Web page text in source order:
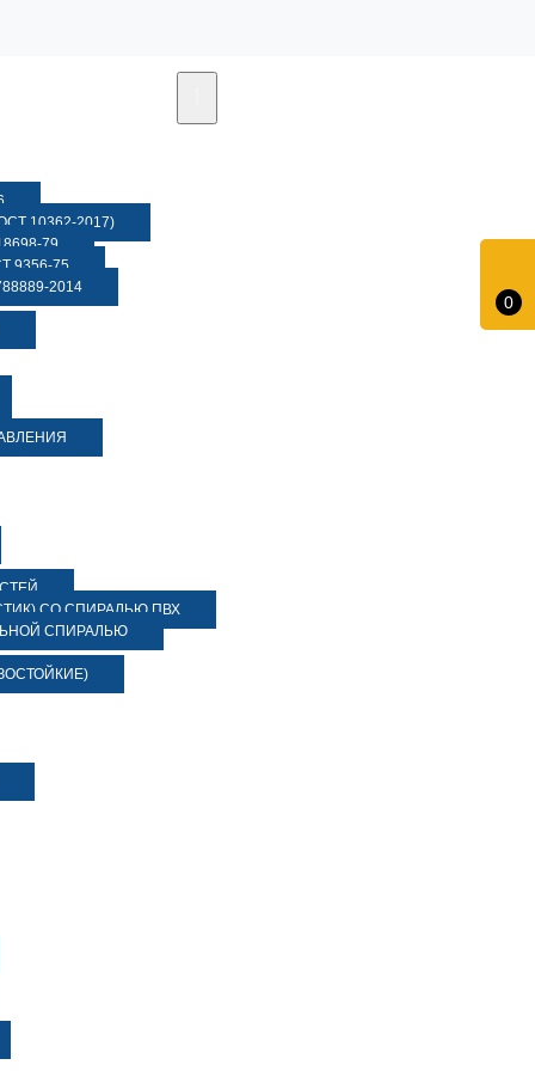
0
10362-2017)
79
9356-75
2014
СО СПИРАЛЬЮ ПВХ
СПИРАЛЬЮ